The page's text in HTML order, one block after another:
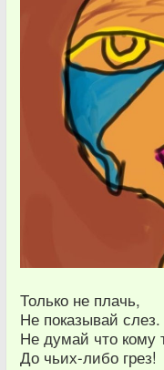
Только не плачь,
Не показывай слез.
Не думай что кому
До чьих-либо грез!